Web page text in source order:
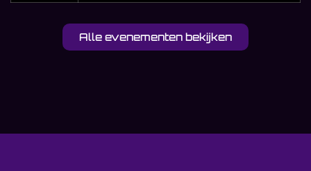
Alle evenementen bekijken